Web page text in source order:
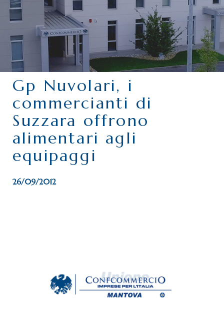
CATEGORIE
DELEGAZIONI
ATTIVITÀ STORICHE
PERIODICO
PERCHÉ ASSOCIARSI?
DOVE SIAMO
CONTATTI
Gp Nuvolari, i
commercianti di
Suzzara offrono
alimentari agli
equipaggi
26/09/2012